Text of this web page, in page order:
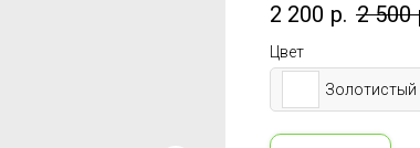
2 200 р. 2 500
Цвет
Золотистый